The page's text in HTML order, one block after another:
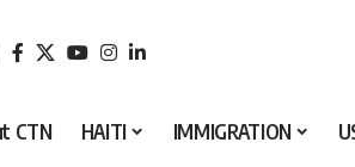
CTN HAITI IMMIGRATION